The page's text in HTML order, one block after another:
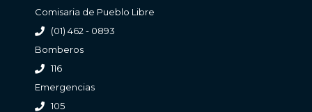
Comisaria de Pueblo Libre
(01) 462 - 0893
Bomberos
116
Emergencias
105